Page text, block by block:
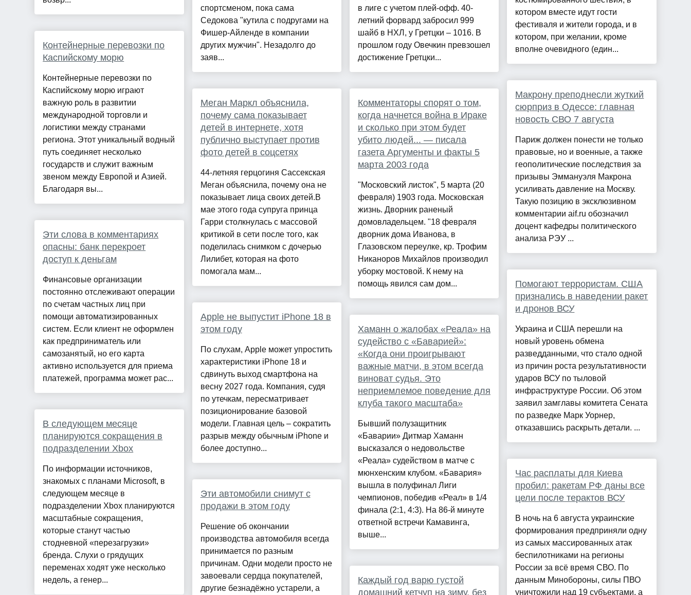
Контейнерные перевозки по
Каспийскому морю
Контейнерные перевозки по
Каспийскому морю играют
важную роль в развитии
международной торговли и
логистики между странами
региона. Этот уникальный водный
путь соединяет несколько
государств и служит важным
звеном между Европой и Азией.
Благодаря вы...
Эти слова в комментариях
опасны: банк перекроет
доступ к деньгам
Финансовые организации
постоянно отслеживают операции
по счетам частных лиц при
помощи автоматизированных
систем. Если клиент не оформлен
как предприниматель или
самозанятый, но его карта
активно используется для приема
платежей, программа может рас...
В следующем месяце
планируются сокращения в
подразделении Xbox
По информации источников,
знакомых с планами Microsoft, в
следующем месяце в
подразделении Xbox планируются
масштабные сокращения,
которые станут частью
стодневной «перезагрузки»
бренда. Слухи о грядущих
переменах ходят уже несколько
недель, а генер...
спортсменом, пока сама
Седокова "кутила с подругами на
Фишер-Айленде в компании
других мужчин". Незадолго до
заяв...
Меган Маркл объяснила,
почему сама показывает
детей в интернете, хотя
публично выступает против
фото детей в соцсетях
44-летняя герцогиня Сассекская
Меган объяснила, почему она не
показывает лица своих детей.В
мае этого года супруга принца
Гарри столкнулась с массовой
критикой в сети после того, как
поделилась снимком с дочерью
Лилибет, которая на фото
помогала мам...
Apple не выпустит iPhone 18 в
этом году
По слухам, Apple может упростить
характеристики iPhone 18 и
сдвинуть выход смартфона на
весну 2027 года. Компания, судя
по утечкам, пересматривает
позиционирование базовой
модели. Главная цель – сократить
разрыв между обычным iPhone и
более доступно...
Эти автомобили снимут с
продажи в этом году
Решение об окончании
производства автомобиля всегда
принимается по разным
причинам. Одни модели просто не
завоевали сердца покупателей,
другие безнадёжно устарели, а
в лиге с учетом плей-офф. 40-
летний форвард забросил 999
шайб в НХЛ, у Гретцки – 1016. В
прошлом году Овечкин превзошел
достижение Гретцки...
Комментаторы спорят о том,
когда начнется война в Ираке
и сколько при этом будет
убито людей... — писала
газета Аргументы и факты 5
марта 2003 года
"Московский листок", 5 марта (20
февраля) 1903 года. Московская
жизнь. Дворник раненый
домовладельцем. "18 февраля
дворник дома Иванова, в
Глазовском переулке, кр. Трофим
Никаноров Михайлов производил
уборку мостовой. К нему на
помощь явился сам дом...
Хаманн о жалобах «Реала» на
судейство с «Баварией»:
«Когда они проигрывают
важные матчи, в этом всегда
виноват судья. Это
неприемлемое поведение для
клуба такого масштаба»
Бывший полузащитник
«Баварии» Дитмар Хаманн
высказался о недовольстве
«Реала» судейством в матче с
мюнхенским клубом. «Бавария»
вышла в полуфинал Лиги
чемпионов, победив «Реал» в 1/4
финала (2:1, 4:3). На 86-й минуте
ответной встречи Камавинга,
выше...
Каждый год варю густой
домашний кетчуп на зиму, без
котором вместе идут гости
фестиваля и жители города, и в
котором, при желании, кроме
вполне очевидного (един...
Макрону преподнесли жуткий
сюрприз в Одессе: главная
новость СВО 7 августа
Париж должен понести не только
правовые, но и военные, а также
геополитические последствия за
призывы Эммануэля Макрона
усиливать давление на Москву.
Такую позицию в эксклюзивном
комментарии aif.ru обозначил
доцент кафедры политического
анализа РЭУ ...
Помогают террористам. США
признались в наведении ракет
и дронов ВСУ
Украина и США перешли на
новый уровень обмена
разведданными, что стало одной
из причин роста результативности
ударов ВСУ по тыловой
инфраструктуре России. Об этом
заявил замглавы комитета Сената
по разведке Марк Уорнер,
отказавшись раскрыть детали. ...
Час расплаты для Киева
пробил: ракетам РФ даны все
цели после терактов ВСУ
В ночь на 6 августа украинские
формирования предприняли одну
из самых массированных атак
беспилотниками на регионы
России за всё время СВО. По
данным Минобороны, силы ПВО
уничтожили над 19 субъектами, а